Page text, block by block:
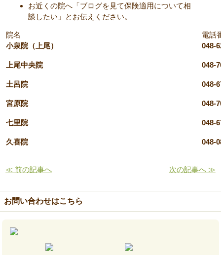
お近くの院へ「ブログを見て保険適用について相
談したい」とお伝えください。
院名
電話
小泉院（上尾）
048-
上尾中央院 048-
土呂院 048-
宮原院 048-
七里院 048-
久喜院 048-
≪ 前の記事へ 次の記事へ ≫
お問い合わせはこちら